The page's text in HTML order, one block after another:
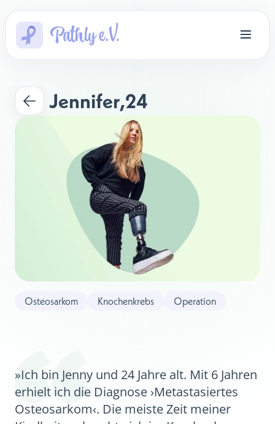
Jennifer,24
Osteosarkom Knochenkrebs Operation
»Ich bin Jenny und 24 Jahre alt. Mit 6 Jahren
erhielt ich die Diagnose ›Metastasiertes
Osteosarkom‹. Die meiste Zeit meiner